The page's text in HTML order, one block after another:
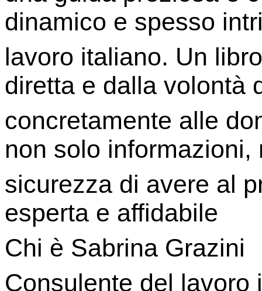
dinamico e spesso
lavoro italiano. Un
diretta e dalla volontà
concretamente alle
non solo informazioni,
sicurezza di avere al
esperta e affidabile
Chi è Sabrina Grazini
Consulente del lavoro